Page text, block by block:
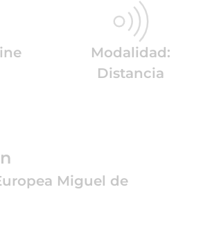
Modalidad:
Distancia
Miguel de